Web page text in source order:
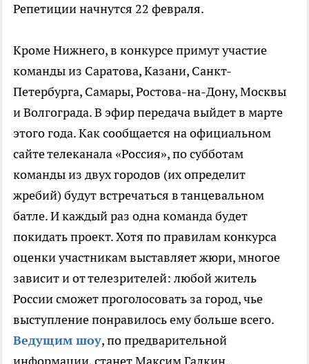
Репетиции начнутся 22 февраля.
Кроме Нижнего, в конкурсе примут участие
команды из Саратова, Казани, Санкт-
Петербурга, Самары, Ростова-на-Дону, Москвы
и Волгограда. В эфир передача выйдет в марте
этого года. Как сообщается на официальном
сайте телеканала «Россия», по субботам
команды из двух городов (их определит
жребий) будут встречаться в танцевальном
батле. И каждый раз одна команда будет
покидать проект. Хотя по правилам конкурса
оценки участникам выставляет жюри, многое
зависит и от телезрителей: любой житель
России сможет проголосовать за город, чье
выступление понравилось ему больше всего.
Ведущим шоу, по предварительной